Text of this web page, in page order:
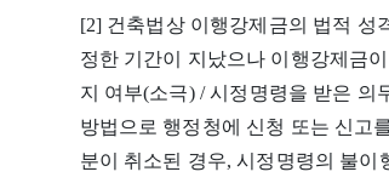
[2] 건축법상 이행강제금의 법적 성
정한 기간이 지났으나 이행강제금
지 여부(소극) / 시정명령을 받은
방법으로 행정청에 신청 또는 신고
분이 취소된 경우, 시정명령의 불